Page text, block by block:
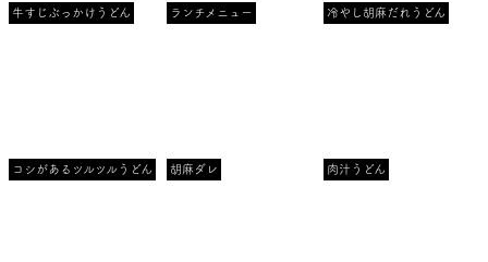
牛すじぶっかけうどん ランチメニュー 冷やし胡麻だれうどん
コシがあるツルツルうどん 胡麻ダレ 肉汁うどん